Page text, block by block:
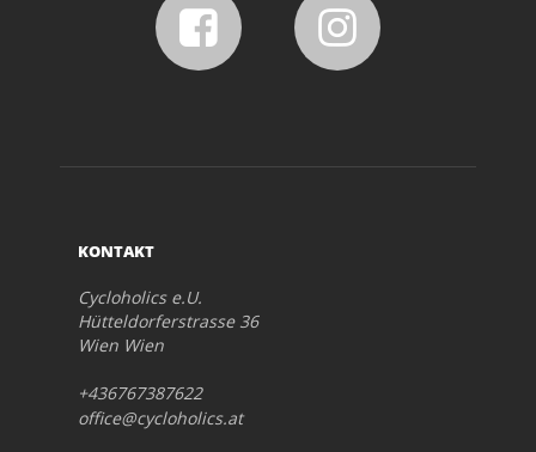
KONTAKT
Cycloholics e.U.
Hütteldorferstrasse 36
Wien Wien
+436767387622
office@cycloholics.at